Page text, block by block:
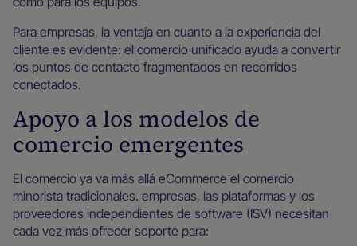
Para empresas, la ventaja en cuanto a la experiencia del
cliente es evidente: el comercio unificado ayuda a convertir
los puntos de contacto fragmentados en recorridos
conectados.
Apoyo a los modelos de
comercio emergentes
El comercio ya va más allá eCommerce el comercio
minorista tradicionales. empresas, las plataformas y los
proveedores independientes de software (ISV) necesitan
cada vez más ofrecer soporte para: